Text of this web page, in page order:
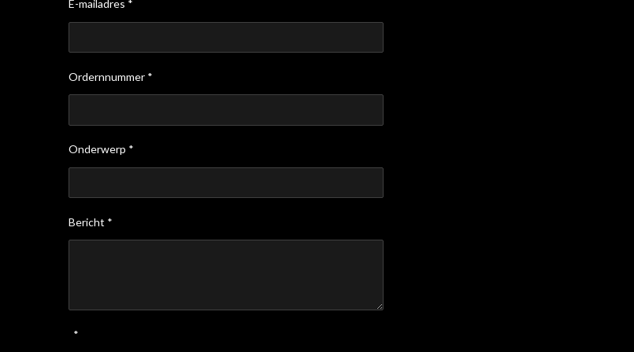
E-mailadres *
Ordernnummer *
Onderwerp *
Bericht *
*